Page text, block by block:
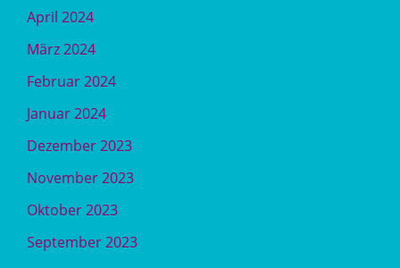
April 2024
März 2024
Februar 2024
Januar 2024
Dezember 2023
November 2023
Oktober 2023
September 2023